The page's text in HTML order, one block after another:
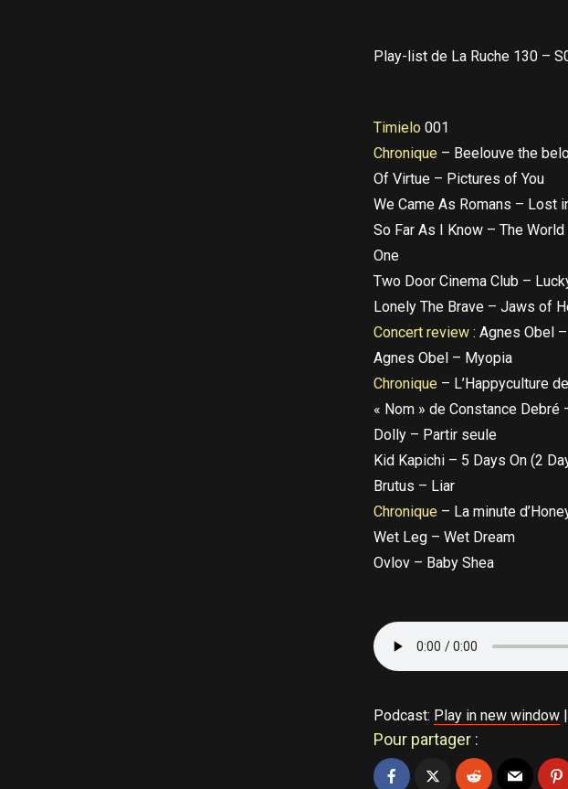
Play-list de La Ruche 130 –
Timielo 001
Chronique – Beelouve the
Of Virtue – Pictures of You
We Came As Romans – Lost
So Far As I Know – The
One
Two Door Cinema Club –
Lonely The Brave – Jaws of
Concert review : Agnes Obel
Agnes Obel – Myopia
Chronique – L’Happyculture
« Nom » de Constance
Dolly – Partir seule
Kid Kapichi – 5 Days On (2
Brutus – Liar
Chronique – La minute
Wet Leg – Wet Dream
Ovlov – Baby Shea
Podcast: Play in new window |
Pour partager :